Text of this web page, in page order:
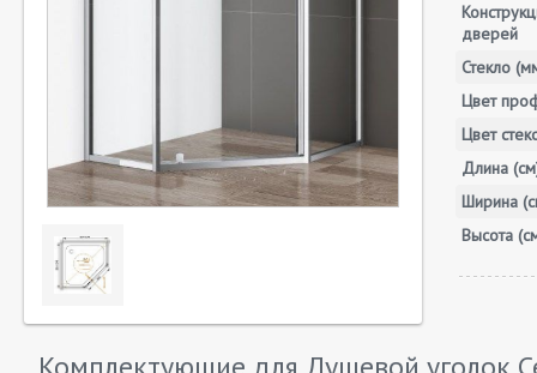
дверей
Стекло
Цвет
Цвет
Длина
Ширина
Высота